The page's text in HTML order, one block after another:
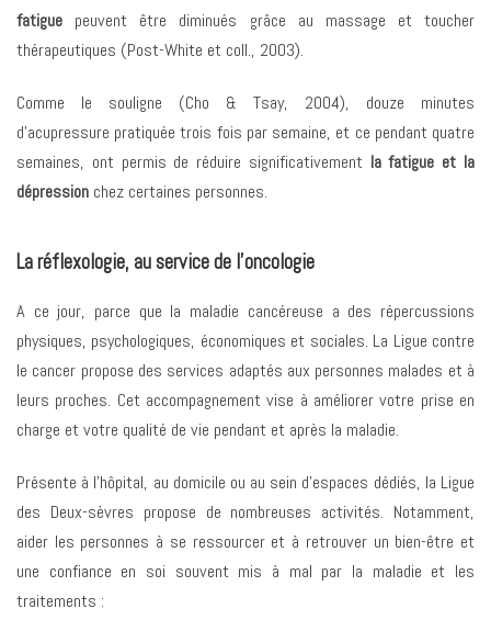
fatigue peuvent être diminués grâce au massage et toucher
thérapeutiques (Post-White et coll., 2003).
Comme le souligne (Cho & Tsay, 2004), douze minutes
d’acupressure pratiquée trois fois par semaine, et ce pendant quatre
semaines, ont permis de réduire significativement la fatigue et la
dépression chez certaines personnes.
La réflexologie, au service de l’oncologie
A ce jour, parce que la maladie cancéreuse a des répercussions
physiques, psychologiques, économiques et sociales. La Ligue contre
le cancer propose des services adaptés aux personnes malades et à
leurs proches. Cet accompagnement vise à améliorer votre prise en
charge et votre qualité de vie pendant et après la maladie.
Présente à l’hôpital, au domicile ou au sein d’espaces dédiés, la Ligue
des Deux-sèvres propose de nombreuses activités. Notamment,
aider les personnes à se ressourcer et à retrouver un bien-être et
une confiance en soi souvent mis à mal par la maladie et les
traitements :